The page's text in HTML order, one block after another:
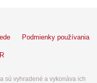
Podmienky používania
sú vyhradené a vykonáva ich